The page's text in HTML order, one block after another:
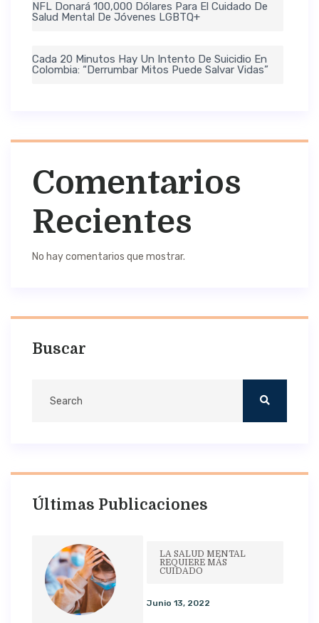
NFL Donará 100,000 Dólares Para El Cuidado De
Salud Mental De Jóvenes LGBTQ+
Cada 20 Minutos Hay Un Intento De Suicidio En
Colombia: “Derrumbar Mitos Puede Salvar Vidas”
Comentarios
Recientes
No hay comentarios que mostrar.
Buscar
Últimas Publicaciones
LA SALUD MENTAL
REQUIERE MÁS
CUIDADO
Junio 13, 2022